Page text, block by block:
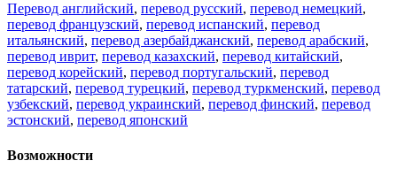
Перевод английский, перевод русский, перевод немецкий,
перевод французский, перевод испанский, перевод
итальянский, перевод азербайджанский, перевод арабский,
перевод иврит, перевод казахский, перевод китайский,
перевод корейский, перевод португальский, перевод
татарский, перевод турецкий, перевод туркменский, перевод
узбекский, перевод украинский, перевод финский, перевод
эстонский, перевод японский
Возможности